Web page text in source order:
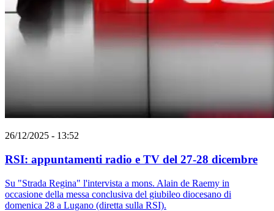
26/12/2025 - 13:52
RSI: appuntamenti radio e TV del 27-28 dicembre
Su "Strada Regina" l'intervista a mons. Alain de Raemy in
occasione della messa conclusiva del giubileo diocesano di
domenica 28 a Lugano (diretta sulla RSI).